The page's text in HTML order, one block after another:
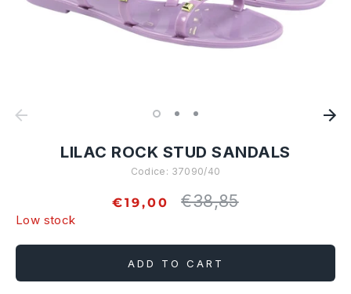
LILAC ROCK STUD SANDALS
Codice: 37090/40
€19,00
Regular
€38,85
Low stock
ADD TO CART